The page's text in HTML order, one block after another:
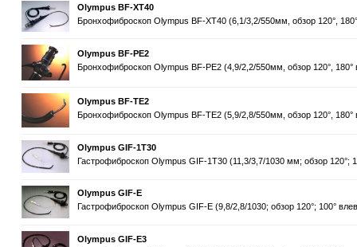
Olympus BF-XT40
Бронхофиброскоп Olympus BF-XT40 (6,1/3,2/550мм, обзор 120°,
Olympus BF-PE2
Бронхофиброскоп Olympus BF-PE2 (4,9/2,2/550мм, обзор 120°, 180°
Olympus BF-TE2
Бронхофиброскоп Olympus BF-TE2 (5,9/2,8/550мм, обзор 120°, 180°
Olympus GIF-1T30
Гастрофиброскоп Olympus GIF-1T30 (11,3/3,7/1030 мм; обзор 120°;
Olympus GIF-E
Гастрофиброскоп Olympus GIF-E (9,8/2,8/1030; обзор 120°; 100°
Olympus GIF-E3